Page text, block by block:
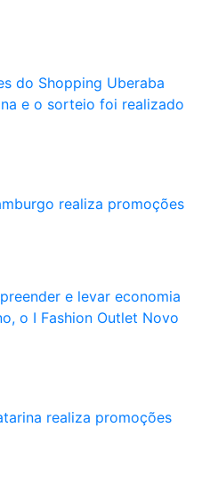
do Shopping Uberaba
e o sorteio foi realizado
realiza promoções
e levar economia
o I Fashion Outlet Novo
realiza promoções